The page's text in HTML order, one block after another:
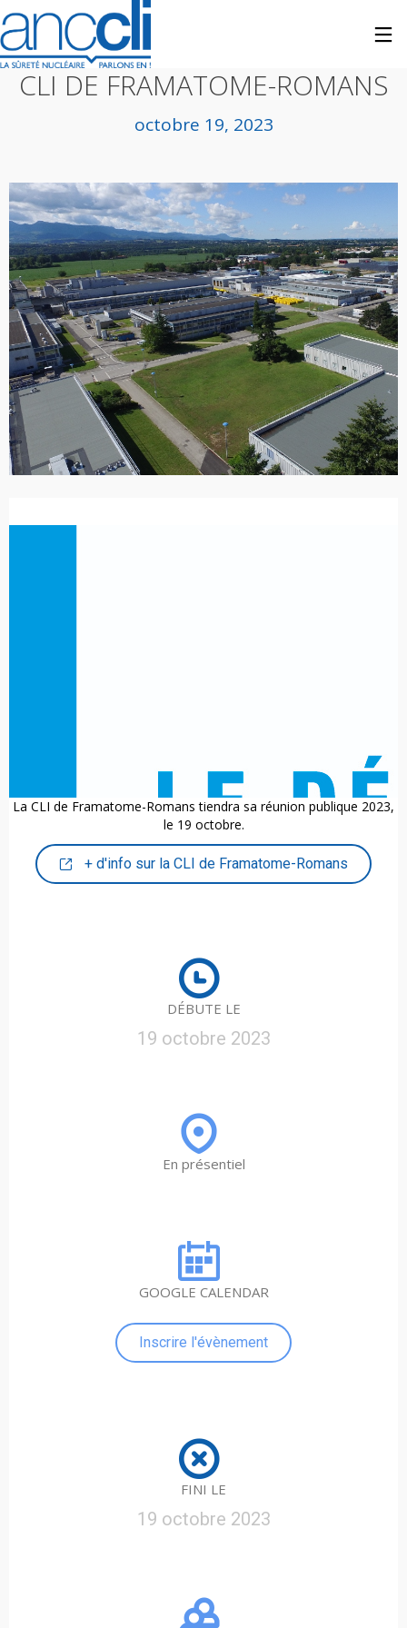
CLI DE FRAMATOME-ROMANS
octobre 19, 2023
La CLI de Framatome-Romans tiendra sa réunion publique 2023,
le 19 octobre.
+ d'info sur la CLI de Framatome-Romans
DÉBUTE LE
19 octobre 2023
En présentiel
GOOGLE CALENDAR
Inscrire l'évènement
FINI LE
19 octobre 2023